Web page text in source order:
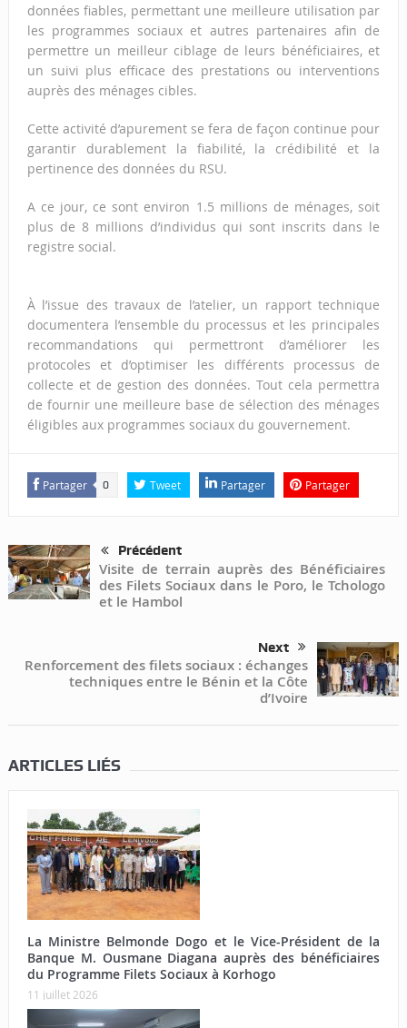
données fiables, permettant une meilleure utilisation par
les programmes sociaux et autres partenaires afin de
permettre un meilleur ciblage de leurs bénéficiaires, et
un suivi plus efficace des prestations ou interventions
auprès des ménages cibles.
Cette activité d’apurement se fera de façon continue pour
garantir durablement la fiabilité, la crédibilité et la
pertinence des données du RSU.
A ce jour, ce sont environ 1.5 millions de ménages, soit
plus de 8 millions d’individus qui sont inscrits dans le
registre social.
À l’issue des travaux de l’atelier, un rapport technique
documentera l’ensemble du processus et les principales
recommandations qui permettront d’améliorer les
protocoles et d’optimiser les différents processus de
collecte et de gestion des données. Tout cela permettra
de fournir une meilleure base de sélection des ménages
éligibles aux programmes sociaux du gouvernement.
Partager 0 Tweet Partager Partager
Précédent
Visite de terrain auprès des Bénéficiaires
des Filets Sociaux dans le Poro, le Tchologo
et le Hambol
Next
Renforcement des filets sociaux : échanges
techniques entre le Bénin et la Côte
d’Ivoire
ARTICLES LIÉS
La Ministre Belmonde Dogo et le Vice-Président de la
Banque M. Ousmane Diagana auprès des bénéficiaires
du Programme Filets Sociaux à Korhogo
11 juillet 2026